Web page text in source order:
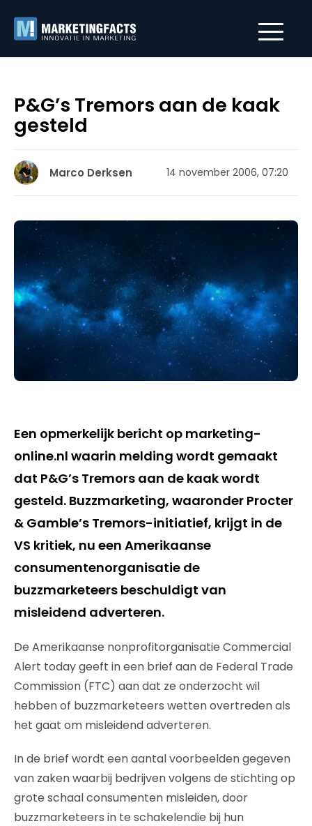
P&G’s Tremors aan de kaak
gesteld
Marco Derksen 14 november 2006, 07:20
Een opmerkelijk bericht op marketing-
online.nl waarin melding wordt gemaakt
dat P&G’s Tremors aan de kaak wordt
gesteld. Buzzmarketing, waaronder Procter
& Gamble’s Tremors-initiatief, krijgt in de
VS kritiek, nu een Amerikaanse
consumentenorganisatie de
buzzmarketeers beschuldigt van
misleidend adverteren.
De Amerikaanse nonprofitorganisatie Commercial
Alert today geeft in een brief aan de Federal Trade
Commission (FTC) aan dat ze onderzocht wil
hebben of buzzmarketeers wetten overtreden als
het gaat om misleidend adverteren.
In de brief wordt een aantal voorbeelden gegeven
van zaken waarbij bedrijven volgens de stichting op
grote schaal consumenten misleiden, door
buzzmarketeers in te schakelendie bij hun